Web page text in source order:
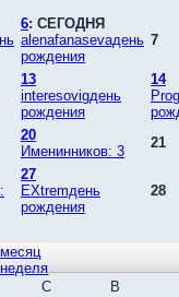
6: СЕГОДНЯ
alenafanasevaдень
рождения
7
13
interesovigдень
рождения
14
20
Именинников: 3
21
27
EXtremдень
рождения
28
С
В